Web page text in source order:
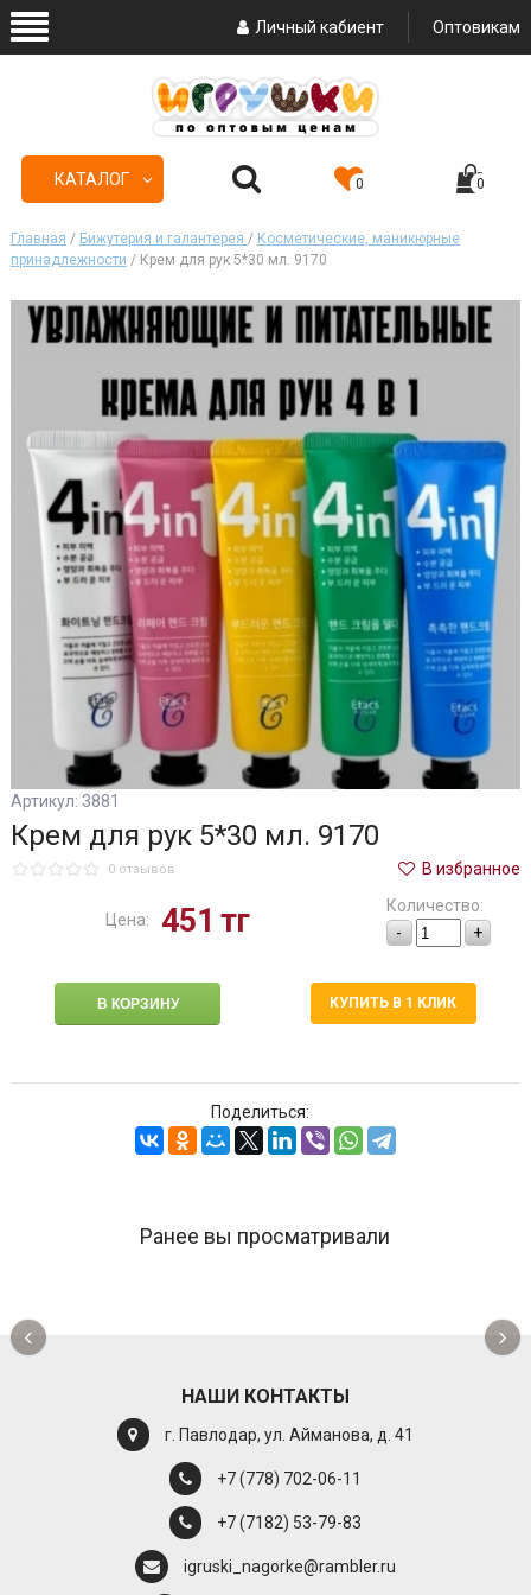
Личный кабиент Оптовикам
КАТАЛОГ 0 0
Главная / Бижутерия и галантерея / Косметические, маникюрные
принадлежности / Крем для рук 5*30 мл. 9170
Артикул: 3881
Крем для рук 5*30 мл. 9170
0 отзывов В избранное
Цена: 451 тг
Количество:
-
+
КУПИТЬ В 1 КЛИК
Поделиться:
Ранее вы просматривали
‹ ›
НАШИ КОНТАКТЫ
г. Павлодар, ул. Айманова, д. 41
+7 (778) 702-06-11
+7 (7182) 53-79-83
igruski_nagorke@rambler.ru